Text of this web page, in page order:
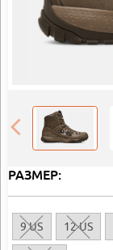
РАЗМЕР:
9 US 12 US